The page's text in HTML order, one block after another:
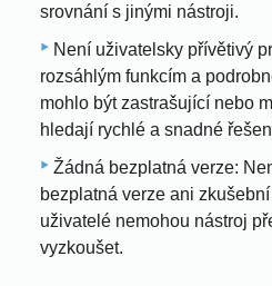
srovnání s jinými nástroji.
Není uživatelsky přívětivý
rozsáhlým funkcím a
mohlo být zastrašující nebo
hledají rychlé a snadné
Žádná bezplatná verze:
bezplatná verze ani
uživatelé nemohou nástroj
vyzkoušet.